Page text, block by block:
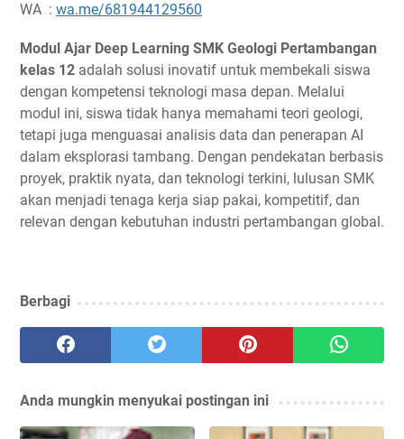
WA : wa.me/681944129560
Modul Ajar Deep Learning SMK Geologi Pertambangan
kelas 12 adalah solusi inovatif untuk membekali siswa
dengan kompetensi teknologi masa depan. Melalui
modul ini, siswa tidak hanya memahami teori geologi,
tetapi juga menguasai analisis data dan penerapan AI
dalam eksplorasi tambang. Dengan pendekatan berbasis
proyek, praktik nyata, dan teknologi terkini, lulusan SMK
akan menjadi tenaga kerja siap pakai, kompetitif, dan
relevan dengan kebutuhan industri pertambangan global.
Berbagi
Anda mungkin menyukai postingan ini